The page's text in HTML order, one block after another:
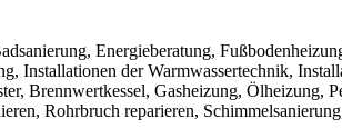
Energieberatung,
Installationen der Warmwassertechnik,
Brennwertkessel, Gasheizung, Ölheizung,
Rohrbruch reparieren,